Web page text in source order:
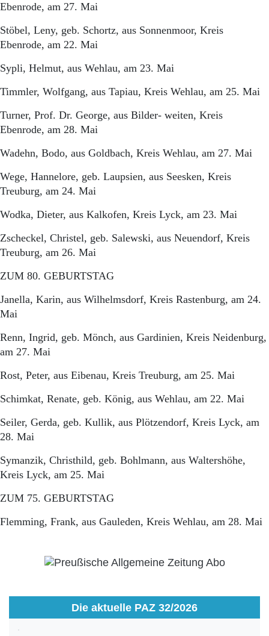
Ebenrode, am 27. Mai
Stöbel, Leny, geb. Schortz, aus Sonnenmoor, Kreis
Ebenrode, am 22. Mai
Sypli, Helmut, aus Wehlau, am 23. Mai
Timmler, Wolfgang, aus Tapiau, Kreis Wehlau, am 25. Mai
Turner, Prof. Dr. George, aus Bilder- weiten, Kreis
Ebenrode, am 28. Mai
Wadehn, Bodo, aus Goldbach, Kreis Wehlau, am 27. Mai
Wege, Hannelore, geb. Laupsien, aus Seesken, Kreis
Treuburg, am 24. Mai
Wodka, Dieter, aus Kalkofen, Kreis Lyck, am 23. Mai
Zscheckel, Christel, geb. Salewski, aus Neuendorf, Kreis
Treuburg, am 26. Mai
ZUM 80. GEBURTSTAG
Janella, Karin, aus Wilhelmsdorf, Kreis Rastenburg, am 24.
Mai
Renn, Ingrid, geb. Mönch, aus Gardinien, Kreis Neidenburg,
am 27. Mai
Rost, Peter, aus Eibenau, Kreis Treuburg, am 25. Mai
Schimkat, Renate, geb. König, aus Wehlau, am 22. Mai
Seiler, Gerda, geb. Kullik, aus Plötzendorf, Kreis Lyck, am
28. Mai
Symanzik, Christhild, geb. Bohlmann, aus Waltershöhe,
Kreis Lyck, am 25. Mai
ZUM 75. GEBURTSTAG
Flemming, Frank, aus Gauleden, Kreis Wehlau, am 28. Mai
Die aktuelle PAZ 32/2026